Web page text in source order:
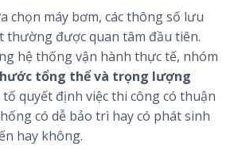
chọn máy bơm, các thông số lưu
thường được quan tâm đầu tiên.
hệ thống vận hành thực tế, nhóm
tổng thể và trọng lượng
tố quyết định việc thi công có thuận
có dễ bảo trì hay có phát sinh
hay không.